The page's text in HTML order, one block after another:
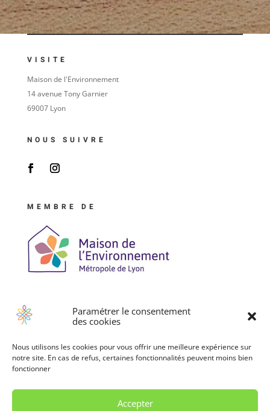
Paramétrer le consentement
des cookies
Nous utilisons les cookies pour vous offrir une meilleure expérience sur
notre site. En cas de refus, certaines fonctionnalités peuvent moins bien
fonctionner
Accepter
VISITE
Maison de l'Environnement
14 avenue Tony Garnier
69007 Lyon
NOUS SUIVRE
MEMBRE DE
NEWSLETTER
Je m'abonne !